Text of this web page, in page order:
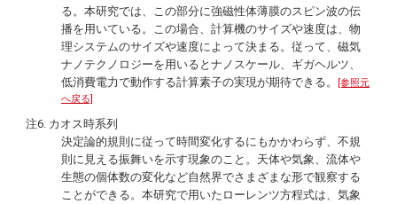
る。本研究では、この部分に強磁性体薄膜のスピン波の伝
播を用いている。この場合、計算機のサイズや速度は、物
理システムのサイズや速度によって決まる。従って、磁気
ナノテクノロジーを用いるとナノスケール、ギガヘルツ、
低消費電力で動作する計算素子の実現が期待できる。
[参照元
へ戻る]
注6. カオス時系列
決定論的規則に従って時間変化するにもかかわらず、不規
則に見える振舞いを示す現象のこと。天体や気象、流体や
生態の個体数の変化など自然界でさまざまな形で観察する
ことができる。本研究で用いたローレンツ方程式は、気象